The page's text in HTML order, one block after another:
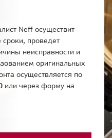
Neff осуществит
проведет
неисправности и
оригинальных
осуществляется по
или через форму на